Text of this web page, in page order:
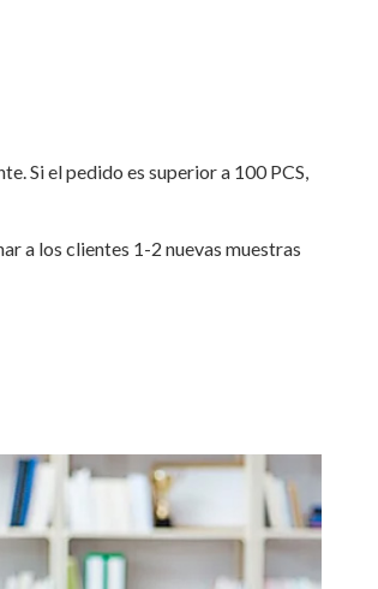
Si el pedido es superior a 100 PCS,
a los clientes 1-2 nuevas muestras